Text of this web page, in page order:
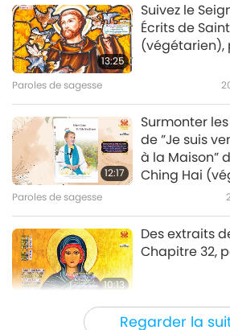
Regarder la
13:25
Suivez le
Écrits de
(végétarien),
Paroles de sagesse
12:17
Surmonter
de ”Je suis
à la Maison”
Ching Hai
Paroles de sagesse
10:13
Des extraits
Chapitre 32,
Paroles de sagesse